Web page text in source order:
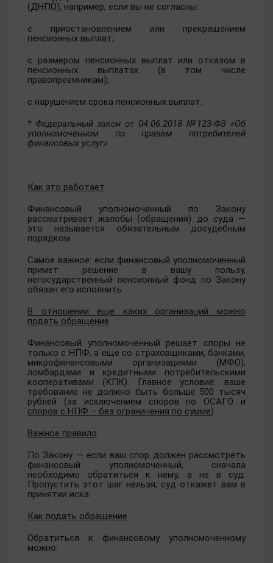
(ДНПО), например, если вы не согласны:
с приостановлением или прекращением
пенсионных выплат;
с размером пенсионных выплат или отказом в
пенсионных выплатах (в том числе
правопреемникам);
с нарушением срока пенсионных выплат.
* Федеральный закон от 04.06.2018 №123-ФЗ «Об
уполномоченном по правам потребителей
финансовых услуг»
Как это работает
Финансовый уполномоченный по Закону
рассматривает жалобы (обращения) до суда —
это называется обязательным досудебным
порядком.
Самое важное: если финансовый уполномоченный
примет решение в вашу пользу,
негосударственный пенсионный фонд по Закону
обязан его исполнить.
В отношении еще каких организаций можно
подать обращение
Финансовый уполномоченный решает споры не
только с НПФ, а еще со страховщиками, банками,
микрофинансовыми организациями (МФО),
ломбардами и кредитными потребительскими
кооперативами (КПК). Главное условие: ваше
требование не должно быть больше 500 тысяч
рублей (за исключением споров по ОСАГО и
споров с НПФ – без ограничения по сумме).
Важное правило
По Закону — если ваш спор должен рассмотреть
финансовый уполномоченный, сначала
необходимо обратиться к нему, а не в суд.
Пропустить этот шаг нельзя, суд откажет вам в
принятии иска.
Как подать обращение
Обратиться к финансовому уполномоченному
можно: